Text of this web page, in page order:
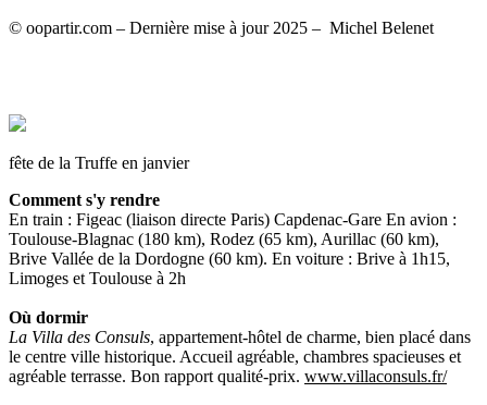
© oopartir.com – Dernière mise à jour 2025 – Michel Belenet
fête de la Truffe en janvier
Comment s'y rendre
En train : Figeac (liaison directe Paris) Capdenac-Gare En avion :
Toulouse-Blagnac (180 km), Rodez (65 km), Aurillac (60 km),
Brive Vallée de la Dordogne (60 km). En voiture : Brive à 1h15,
Limoges et Toulouse à 2h
Où dormir
La Villa des Consuls, appartement-hôtel de charme, bien placé dans
le centre ville historique. Accueil agréable, chambres spacieuses et
agréable terrasse. Bon rapport qualité-prix. www.villaconsuls.fr/